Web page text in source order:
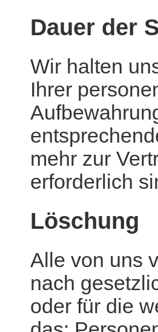
Dauer der
Wir halten
Ihrer
mehr zur
erforderlich
Löschung
Alle von uns
nach
oder für die